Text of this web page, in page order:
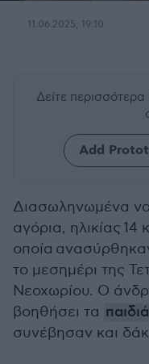
11.06.2025, 19:10
Δείτε
Add
Διασωληνωμένα
αγόρια, ηλικίας 14
οποία
το μεσημέρι της
Νεοχωρίου. Ο
βοηθήσει τα παιδιά
συνέβησαν και